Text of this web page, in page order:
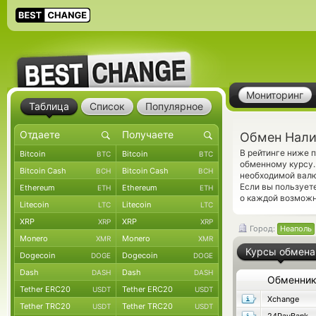
Мониторинг
Обмен
В рейтинге ниже
обменному
необходимой
Если вы
о каждой
Город: Неаполь
Курсы обмена
Обменник
Xchange
Таблица Список Популярное
Bitcoin BTC Bitcoin BTC
Bitcoin Cash BCH Bitcoin Cash BCH
Ethereum ETH Ethereum ETH
Litecoin LTC Litecoin LTC
XRP XRP XRP XRP
Monero XMR Monero XMR
Dogecoin DOGE Dogecoin DOGE
Dash DASH Dash DASH
Tether ERC20 USDT Tether ERC20 USDT
Tether TRC20 USDT Tether TRC20 USDT